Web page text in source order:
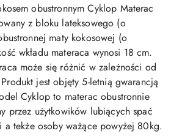
obustronnym Cyklop Materac
z bloku lateksowego (o
maty kokosowej (o
wkładu materaca wynosi 18 cm.
może się różnić w zależności od
jest objęty 5-letnią gwarancją
Cyklop to materac obustronnie
przez użytkowików lubiących spać
a tekże osoby ważące powyżej 80kg.